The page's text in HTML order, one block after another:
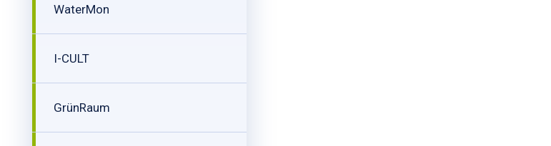
WaterMon
I-CULT
GrünRaum